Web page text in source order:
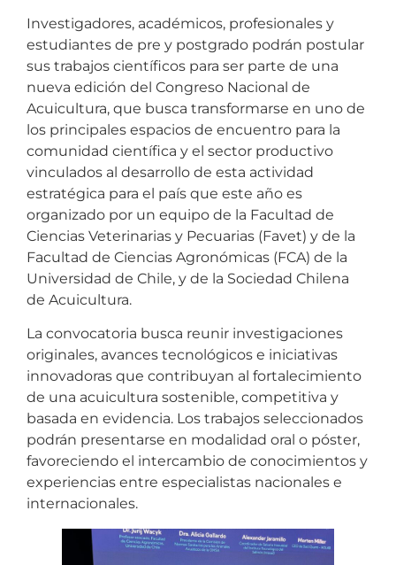
Investigadores, académicos, profesionales y
estudiantes de pre y postgrado podrán postular
sus trabajos científicos para ser parte de una
nueva edición del Congreso Nacional de
Acuicultura, que busca transformarse en uno de
los principales espacios de encuentro para la
comunidad científica y el sector productivo
vinculados al desarrollo de esta actividad
estratégica para el país que este año es
organizado por un equipo de la Facultad de
Ciencias Veterinarias y Pecuarias (Favet) y de la
Facultad de Ciencias Agronómicas (FCA) de la
Universidad de Chile, y de la Sociedad Chilena
de Acuicultura.
La convocatoria busca reunir investigaciones
originales, avances tecnológicos e iniciativas
innovadoras que contribuyan al fortalecimiento
de una acuicultura sostenible, competitiva y
basada en evidencia. Los trabajos seleccionados
podrán presentarse en modalidad oral o póster,
favoreciendo el intercambio de conocimientos y
experiencias entre especialistas nacionales e
internacionales.